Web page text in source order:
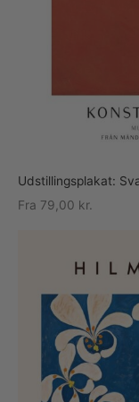
Udstillingsplakat:
Fra 79,00 kr.